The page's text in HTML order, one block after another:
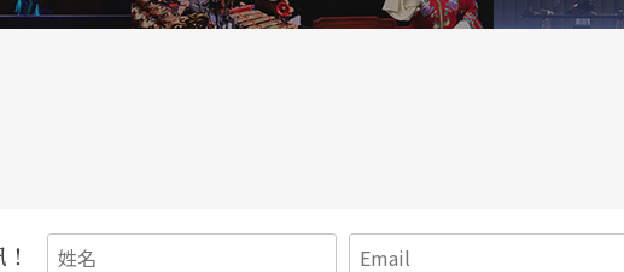
著自己跳舞。演出後，他習慣回到舞台中央，靜坐